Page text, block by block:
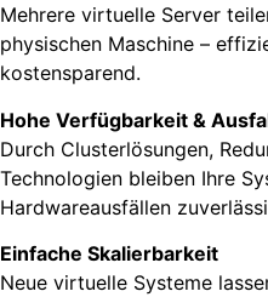
Mehrere virtuelle Server
physischen Maschine –
kostensparend.
Hohe Verfügbarkeit &
Durch Clusterlösungen,
Technologien bleiben Ihre
Hardwareausfällen
Einfache Skalierbarkeit
Neue virtuelle Systeme